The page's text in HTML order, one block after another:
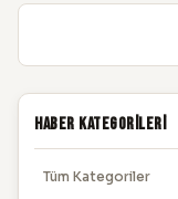
Haber Kategorileri
Tüm Kategoriler